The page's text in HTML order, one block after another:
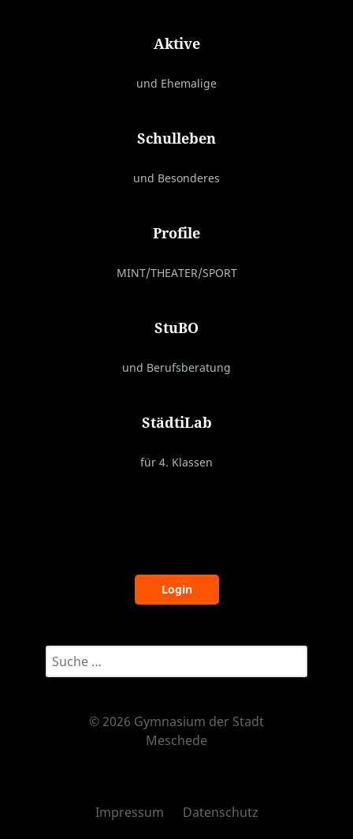
Aktive
und Ehemalige
Schulleben
und Besonderes
Profile
MINT/THEATER/SPORT
StuBO
und Berufsberatung
StädtiLab
für 4. Klassen
Login
Suchwort eingeben...
© 2026 Gymnasium der Stadt
Meschede
Impressum Datenschutz